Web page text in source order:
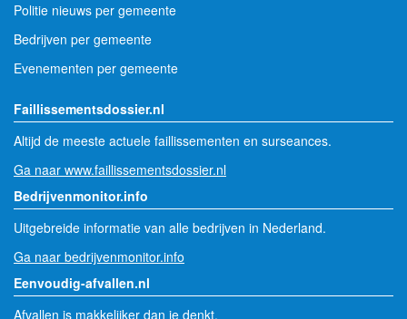
Politie nieuws per gemeente
Bedrijven per gemeente
Evenementen per gemeente
Faillissementsdossier.nl
Altijd de meeste actuele faillissementen en surseances.
Ga naar www.faillissementsdossier.nl
Bedrijvenmonitor.info
Uitgebreide informatie van alle bedrijven in Nederland.
Ga naar bedrijvenmonitor.info
Eenvoudig-afvallen.nl
Afvallen is makkelijker dan je denkt.